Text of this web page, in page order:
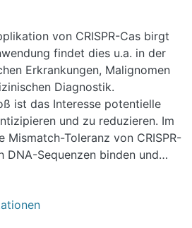
von CRISPR-Cas birgt
findet dies u.a. in der
Erkrankungen, Malignomen
Diagnostik.
ist das Interesse potentielle
und zu reduzieren. Im
Mismatch-Toleranz von CRISPR-
DNA-Sequenzen binden und
sind. Damit besteht
Genareale zu modifizieren,
der Mismatch-